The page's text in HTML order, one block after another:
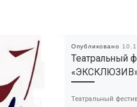
Опубликовано
Театральный
Театральный